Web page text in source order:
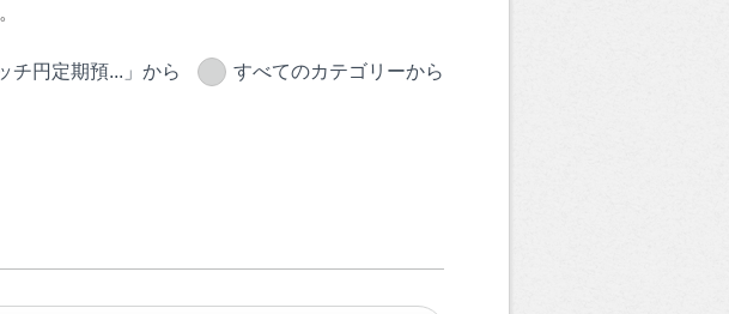
チ円定期預...」から すべてのカテゴリーから